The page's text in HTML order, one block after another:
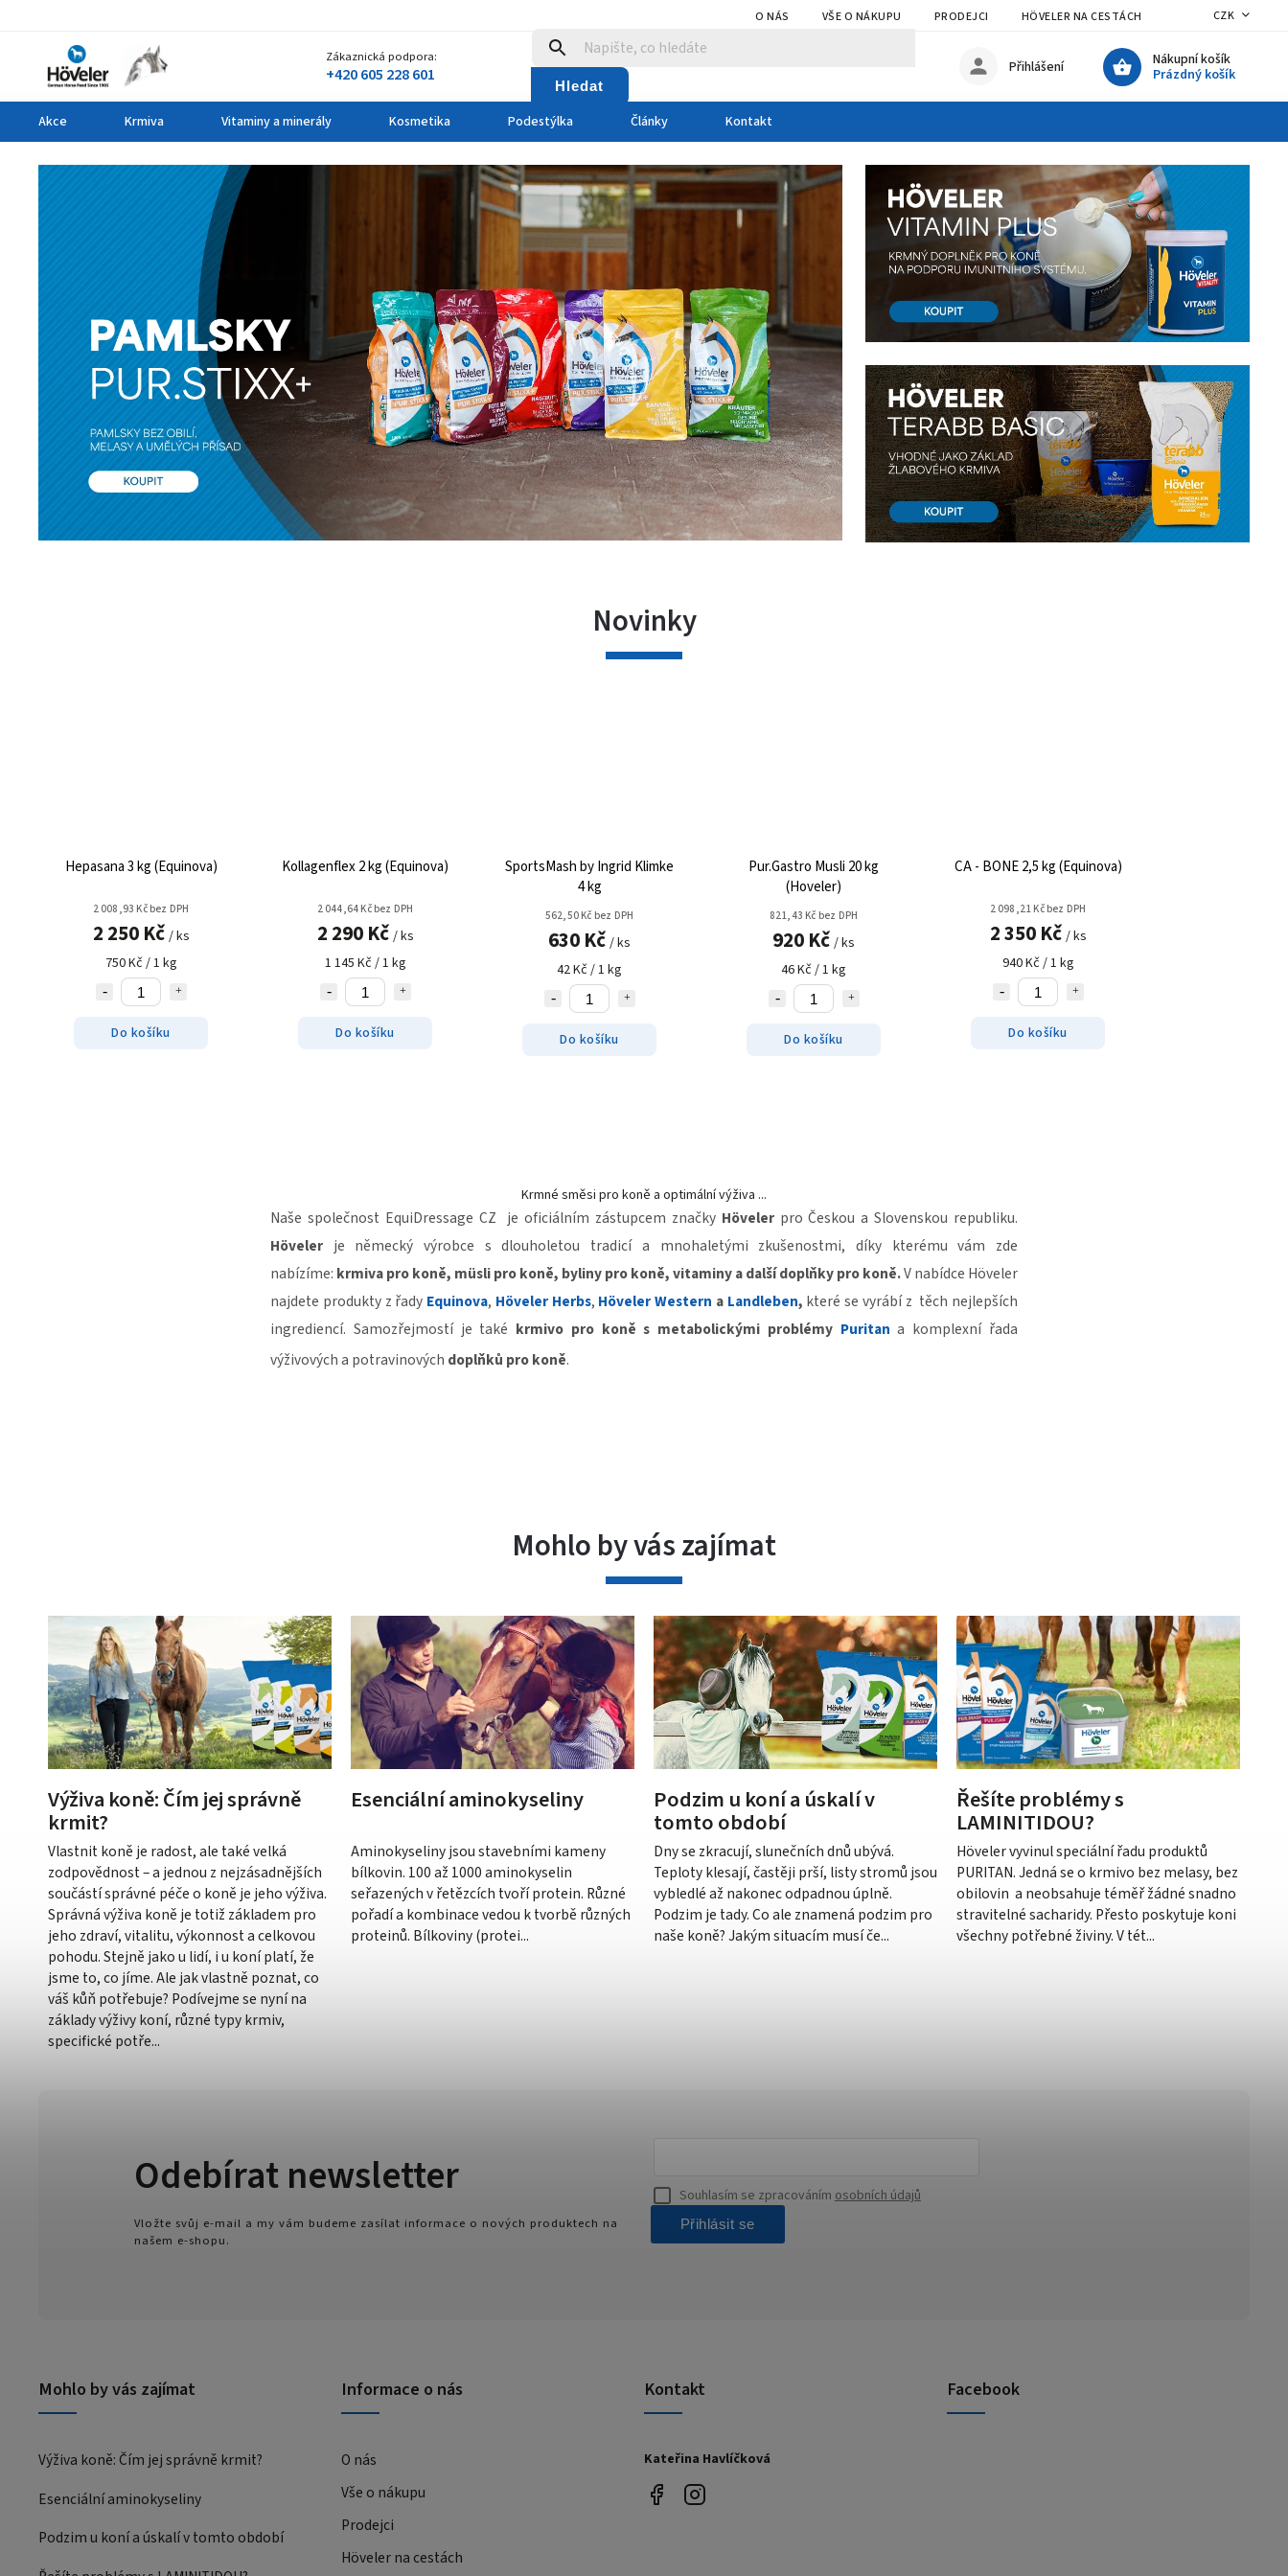
O NÁS VŠE O NÁKUPU PRODEJCI HÖVELER NA CESTÁCH CZK
Zákaznická podpora:
+420 605 228 601 Hledat
Nákupní košík
Prázdný košík
Přihlášení
Akce Krmiva Vitaminy a minerály Kosmetika Podestýlka Články Kontakt
Novinky
Hepasana 3 kg (Equinova)
2 008,93 Kč bez DPH
2 250 Kč / ks
750 Kč / 1 kg
Do košíku
Kollagenflex 2 kg (Equinova)
2 044,64 Kč bez DPH
2 290 Kč / ks
1 145 Kč / 1 kg
Do košíku
SportsMash by Ingrid Klimke
4 kg
562,50 Kč bez DPH
630 Kč / ks
42 Kč / 1 kg
Do košíku
Pur.Gastro Musli 20 kg
(Hoveler)
821,43 Kč bez DPH
920 Kč / ks
46 Kč / 1 kg
Do košíku
CA - BONE 2,5 kg (Equinova)
2 098,21 Kč bez DPH
2 350 Kč / ks
940 Kč / 1 kg
Do košíku
Krmné směsi pro koně a optimální výživa ...
Naše společnost EquiDressage CZ je oficiálním zástupcem značky Hövelerpro Českou a Slovenskou republiku.
Höveler je německý výrobce s dlouholetou tradicí a mnohaletými zkušenostmi, díky kterému vám zde
nabízíme: krmiva pro koně, müsli pro koně, byliny pro koně, vitaminy a další doplňky pro koně.V nabídce Höveler
najdete produkty z řady Equinova, Höveler Herbs, Höveler Western a Landleben, které se vyrábí z těch nejlepších
ingrediencí. Samozřejmostí je také krmivo pro koně s metabolickými problémy Puritan a komplexní řada
výživových a potravinových doplňků pro koně.
Mohlo by vás zajímat
Výživa koně: Čím jej správně
krmit?
Vlastnit koně je radost, ale také velká
zodpovědnost – a jednou z nejzásadnějších
součástí správné péče o koně je jeho výživa.
Správná výživa koně je totiž základem pro
jeho zdraví, vitalitu, výkonnost a celkovou
pohodu. Stejně jako u lidí, i u koní platí, že
jsme to, co jíme. Ale jak vlastně poznat, co
váš kůň potřebuje? Podívejme se nyní na
základy výživy koní, různé typy krmiv,
specifické potře...
Esenciální aminokyseliny
Aminokyseliny jsou stavebními kameny
bílkovin. 100 až 1000 aminokyselin
seřazených v řetězcích tvoří protein. Různé
pořadí a kombinace vedou k tvorbě různých
proteinů. Bílkoviny (protei...
Podzim u koní a úskalí v
tomto období
Dny se zkracují, slunečních dnů ubývá.
Teploty klesají, častěji prší, listy stromů jsou
vybledlé až nakonec odpadnou úplně.
Podzim je tady. Co ale znamená podzim pro
naše koně? Jakým situacím musí če...
Řešíte problémy s
LAMINITIDOU?
Höveler vyvinul speciální řadu produktů
PURITAN. Jedná se o krmivo bez melasy, bez
obilovin a neobsahuje téměř žádné snadno
stravitelné sacharidy. Přesto poskytuje koni
všechny potřebné živiny. V tét...
Mohlo by vás zajímat
Výživa koně: Čím jej správně krmit?
Esenciální aminokyseliny
Podzim u koní a úskalí v tomto období
Informace o nás
O nás
Vše o nákupu
Prodejci
Höveler na cestách
Kontakt
Kateřina Havlíčková
Facebook
Odebírat newsletter
Vložte svůj e-mail a my vám budeme zasílat informace o nových produktech na
našem e-shopu.
Souhlasím se zpracováním osobních údajů
Přihlásit se